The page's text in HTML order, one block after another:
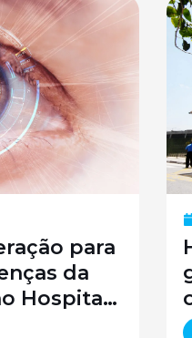
para
da
Hospital